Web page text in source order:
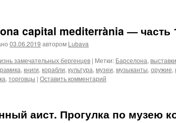
capital mediterrània — часть
03.06.2019 автором Lubava
замечательных бергенцев | Метки: Барселона, выставки
, книги, корабли, культура, музеи, музыканты, оружие,
, торговцы | Оставить комментарий
аист. Прогулка по музею